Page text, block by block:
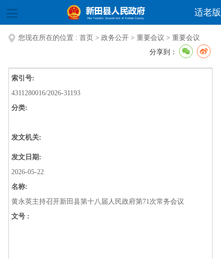
适老版
您现在所在的位置 : 首页 > 政务公开 > 重要会议 > 重要会议
分享到：
索引号:
4311280016/2026-31193
分类:
发文机关:
发文日期:
2026-05-22
名称:
黄永英主持召开新田县第十八届人民政府第71次常务会议
文号 :